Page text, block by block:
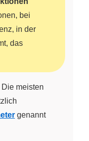
bei
in der
das
meisten
genannt